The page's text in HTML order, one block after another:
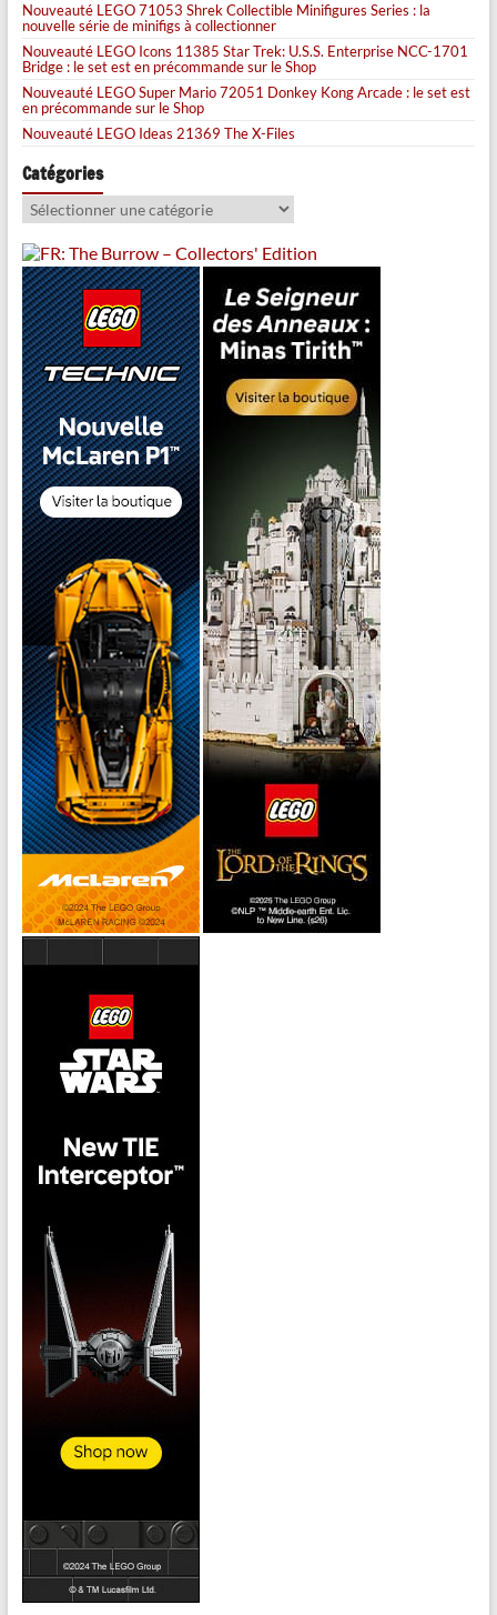
Nouveauté LEGO 71053 Shrek Collectible Minifigures Series : la
nouvelle série de minifigs à collectionner
Nouveauté LEGO Icons 11385 Star Trek: U.S.S. Enterprise NCC-1701
Bridge : le set est en précommande sur le Shop
Nouveauté LEGO Super Mario 72051 Donkey Kong Arcade : le set est
en précommande sur le Shop
Nouveauté LEGO Ideas 21369 The X-Files
Catégories
Catégories